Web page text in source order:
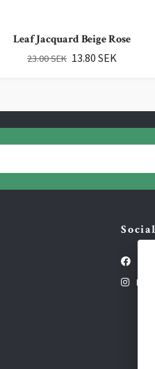
Leaf Jacquard Beige Rose
23.00 SEK 13.80 SEK